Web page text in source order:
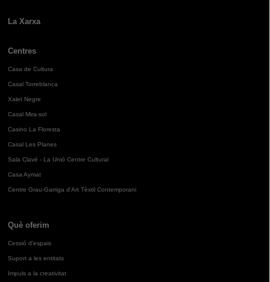
La Xarxa
Centres
Casa de Cultura
Casal Torreblanca
Xalet Negre
Casal Mira-sol
Casino La Floresta
Casal Les Planes
Sala Clavé - La Unió Centre Cultural
Casa Aymat
Centre Grau-Garriga d'Art Tèxtil Contemporani
Què oferim
Cessió d'espais
Suport a les entitats
Impuls a la creativitat